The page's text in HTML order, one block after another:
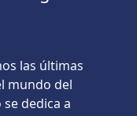
las últimas
mundo del
dedica a